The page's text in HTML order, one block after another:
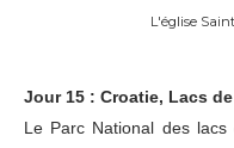
L'église
Jour 15 : Croatie, Lacs
Le Parc National des